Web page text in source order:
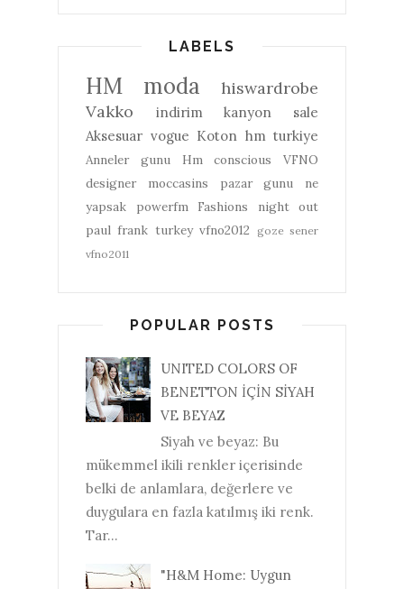
LABELS
HM moda
hiswardrobe
Vakko
indirim kanyon
sale
Aksesuar vogue Koton hm turkiye
Anneler gunu Hm conscious
VFNO
designer
moccasins
pazar gunu ne
yapsak
powerfm
Fashions night out
paul frank turkey vfno2012
goze sener
vfno2011
POPULAR POSTS
UNITED COLORS OF
BENETTON İÇİN SİYAH
VE BEYAZ
Siyah ve beyaz: Bu
mükemmel ikili renkler içerisinde
belki de anlamlara, değerlere ve
duygulara en fazla katılmış iki renk.
Tar...
"H&M Home: Uygun